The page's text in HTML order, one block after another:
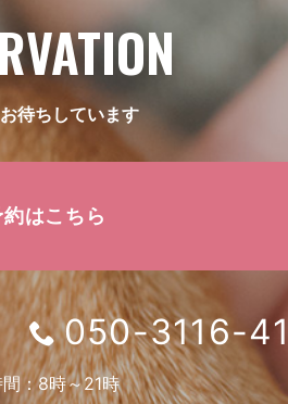
待ちしています
約はこちら
050-3116-
：8時～21時